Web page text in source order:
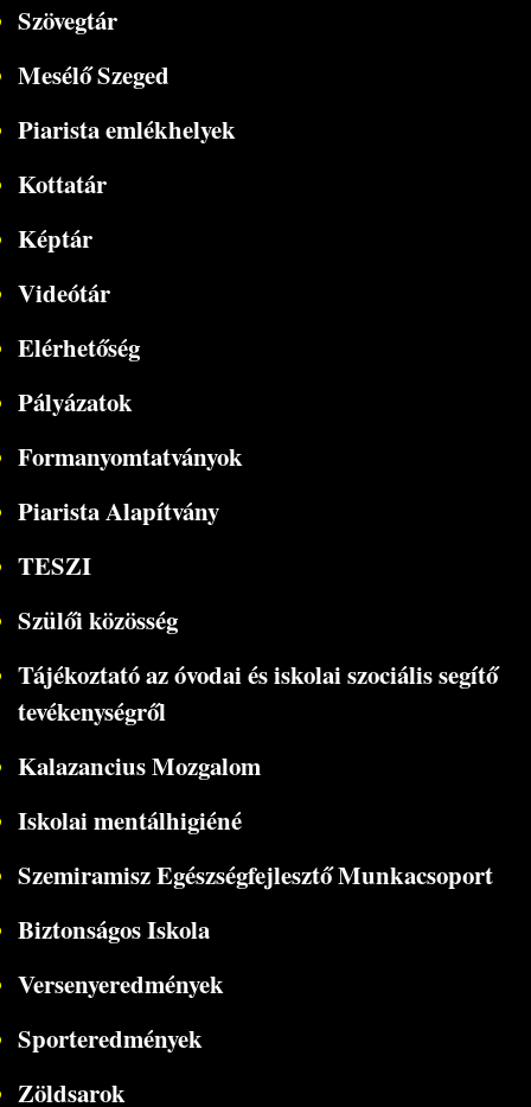
Szövegtár
Mesélő Szeged
Piarista emlékhelyek
Kottatár
Képtár
Videótár
Elérhetőség
Pályázatok
Formanyomtatványok
Piarista Alapítvány
TESZI
Szülői közösség
Tájékoztató az óvodai és iskolai szociális segítő
tevékenységről
Kalazancius Mozgalom
Iskolai mentálhigiéné
Szemiramisz Egészségfejlesztő Munkacsoport
Biztonságos Iskola
Versenyeredmények
Sporteredmények
Zöldsarok